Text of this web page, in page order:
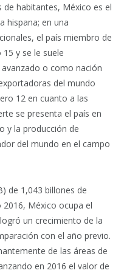
habitantes, México es el
hispana; en una
el país miembro de
y se le suele
o como nación
del mundo
12 en cuanto a las
se presenta el país en
y la producción de
del mundo en el campo
de 1,043 billones de
México ocupa el
un crecimiento de la
con el año previo.
de las áreas de
en 2016 el valor de